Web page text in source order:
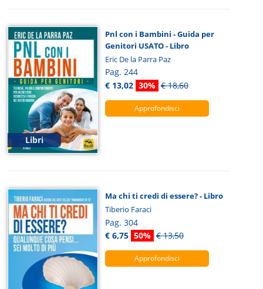
Libri
Pnl con i Bambini - Guida per
Genitori USATO - Libro
Eric De la Parra Paz
Pag. 244
€ 13,02 30% € 18,60
Approfondisci
Ma chi ti credi di essere? - Libro
Tiberio Faraci
Pag. 304
€ 6,75 50% € 13,50
Approfondisci